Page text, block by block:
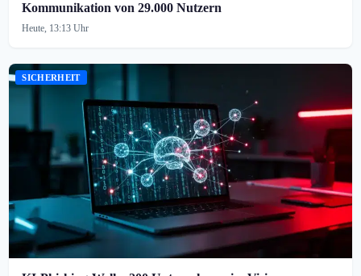
Kommunikation von 29.000 Nutzern
Heute, 13:13 Uhr
SICHERHEIT